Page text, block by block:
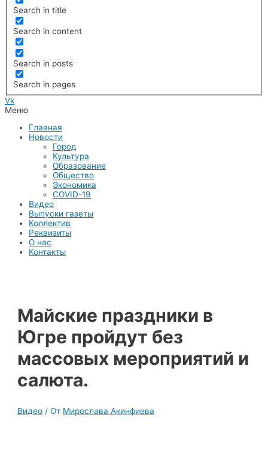
Search in title
Search in content
Search in posts
Search in pages
Vk
Меню
Главная
Новости
Город
Культура
Образование
Общество
Экономика
COVID-19
Видео
Выпуски газеты
Коллектив
Реквизиты
О нас
Контакты
Майские праздники в
Югре пройдут без
массовых мероприятий и
салюта.
Видео / От Мирослава Акинфиева